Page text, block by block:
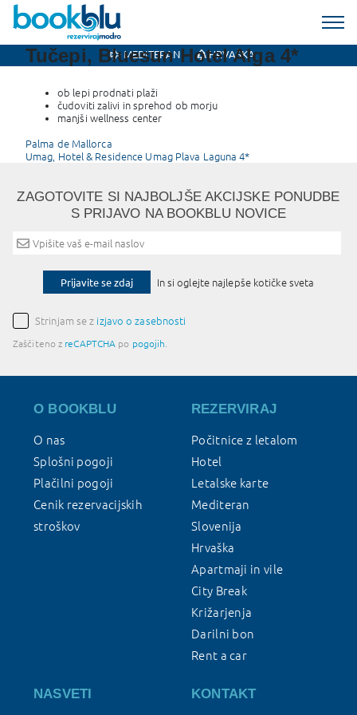
MEDITERAN HRVAŠKA
Tučepi, Bluesun Hotel Alga 4*
ob lepi prodnati plaži
čudoviti zalivi in sprehod ob morju
manjši wellness center
Post
navigation
Palma de Mallorca
Umag, Hotel & Residence Umag Plava Laguna 4*
ZAGOTOVITE SI NAJBOLJŠE AKCIJSKE PONUDBE
S PRIJAVO NA BOOKBLU NOVICE
Prijavite se zdaj In si oglejte najlepše kotičke sveta
Strinjam se z izjavo o zasebnosti
Zaščiteno z reCAPTCHA po pogojih
O BOOKBLU
O nas
Splošni pogoji
Plačilni pogoji
Cenik rezervacijskih
stroškov
NASVETI
REZERVIRAJ
Počitnice z letalom
Hotel
Letalske karte
Mediteran
Slovenija
Hrvaška
Apartmaji in vile
City Break
Križarjenja
Darilni bon
Rent a car
KONTAKT